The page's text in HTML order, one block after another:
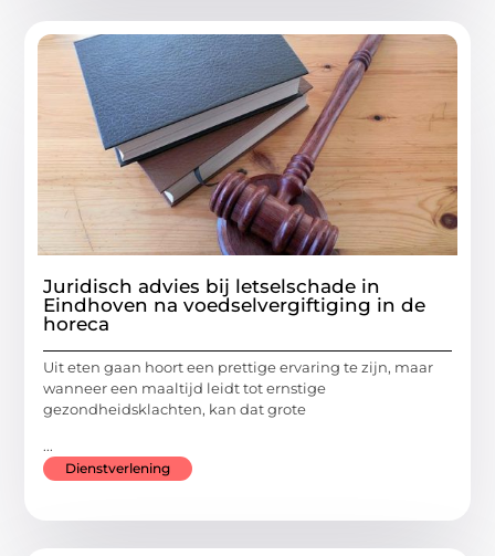
Juridisch advies bij letselschade in
Eindhoven na voedselvergiftiging in de
horeca
Uit eten gaan hoort een prettige ervaring te zijn, maar
wanneer een maaltijd leidt tot ernstige
gezondheidsklachten, kan dat grote
...
Dienstverlening